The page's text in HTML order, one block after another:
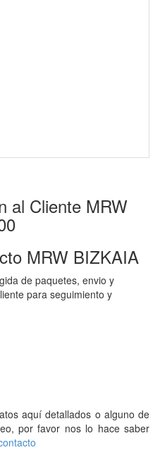
al Cliente MRW
MRW BIZKAIA
de paquetes, envio y
para seguimiento y
aquí detallados o alguno de
por favor nos lo hace saber